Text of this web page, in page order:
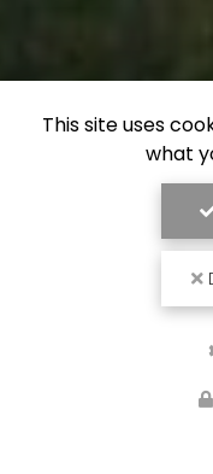
This site uses
what